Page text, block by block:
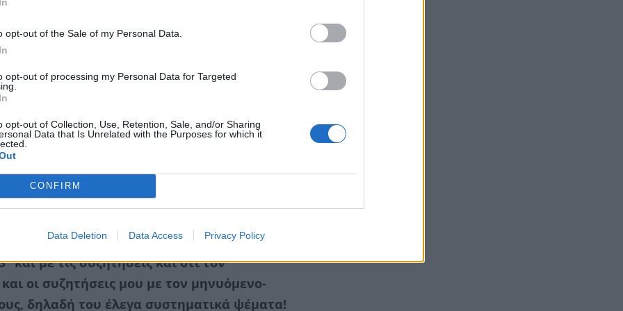
opt-out of the Sale of my Personal Data.
opt-out of processing my Personal Data for Targeted
opt-out of Collection, Use, Retention, Sale, and/or Sharing
Data that Is Unrelated with the Purposes for which it
CONFIRM
Data Deletion Data Access Privacy Policy
επισημαίνει ότι βάσει όσων ανέφερε
είχε υπόνοιες για το ενδεχόμενο
ανέφερε “ότι ήμουν ενήμερος ότι ο
υπόνοιες ότι υπάρχει
(ενν. μαζί με την κατηγορουμένη) σε
και με τις συζητήσεις και ότι τον
οι συζητήσεις μου με τον μηνυόμενο-
δηλαδή του έλεγα συστηματικά ψέματα!